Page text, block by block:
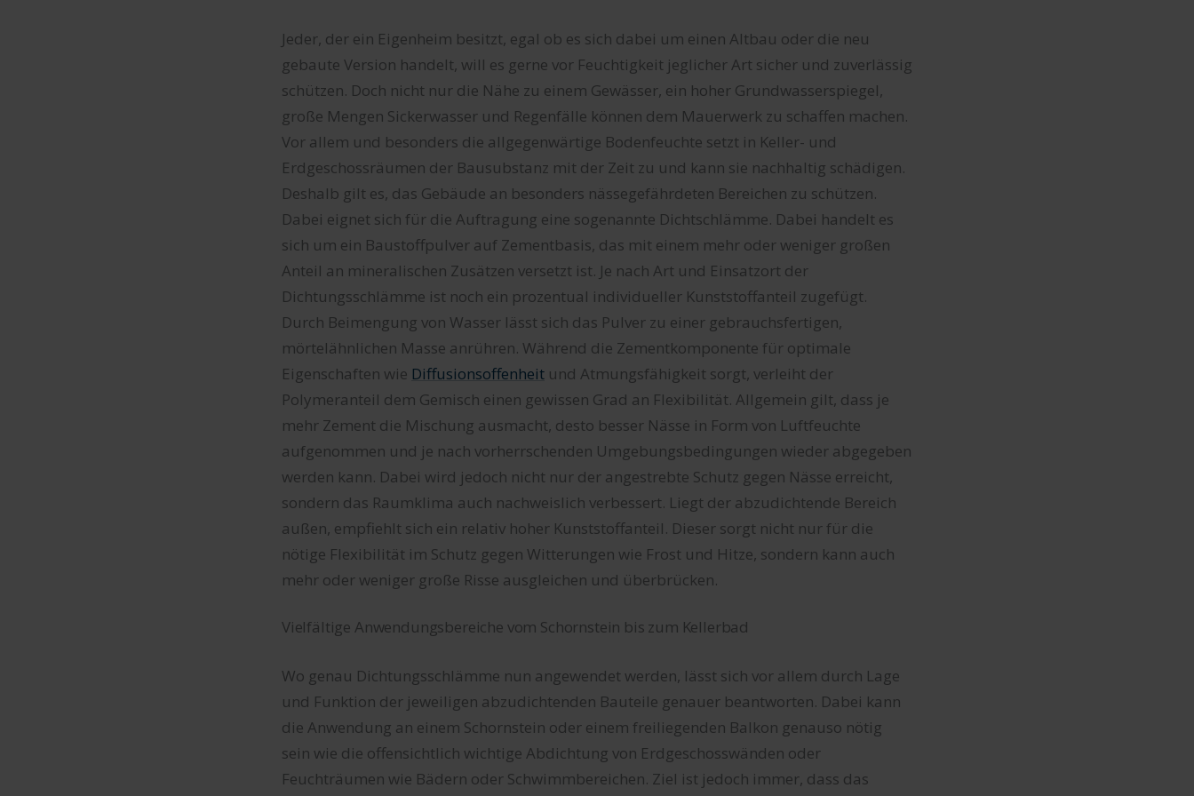
Jeder, der ein Eigenheim besitzt, egal ob es sich dabei um einen Altbau oder die neu
gebaute Version handelt, will es gerne vor Feuchtigkeit jeglicher Art sicher und zuverlässig
schützen. Doch nicht nur die Nähe zu einem Gewässer, ein hoher Grundwasserspiegel,
große Mengen Sickerwasser und Regenfälle können dem Mauerwerk zu schaffen machen.
Vor allem und besonders die allgegenwärtige Bodenfeuchte setzt in Keller- und
Erdgeschossräumen der Bausubstanz mit der Zeit zu und kann sie nachhaltig schädigen.
Deshalb gilt es, das Gebäude an besonders nässegefährdeten Bereichen zu schützen.
Dabei eignet sich für die Auftragung eine sogenannte Dichtschlämme. Dabei handelt es
sich um ein Baustoffpulver auf Zementbasis, das mit einem mehr oder weniger großen
Anteil an mineralischen Zusätzen versetzt ist. Je nach Art und Einsatzort der
Dichtungsschlämme ist noch ein prozentual individueller Kunststoffanteil zugefügt.
Durch Beimengung von Wasser lässt sich das Pulver zu einer gebrauchsfertigen,
mörtelähnlichen Masse anrühren. Während die Zementkomponente für optimale
Eigenschaften wie Diffusionsoffenheit und Atmungsfähigkeit sorgt, verleiht der
Polymeranteil dem Gemisch einen gewissen Grad an Flexibilität. Allgemein gilt, dass je
mehr Zement die Mischung ausmacht, desto besser Nässe in Form von Luftfeuchte
aufgenommen und je nach vorherrschenden Umgebungsbedingungen wieder abgegeben
werden kann. Dabei wird jedoch nicht nur der angestrebte Schutz gegen Nässe erreicht,
sondern das Raumklima auch nachweislich verbessert. Liegt der abzudichtende Bereich
außen, empfiehlt sich ein relativ hoher Kunststoffanteil. Dieser sorgt nicht nur für die
nötige Flexibilität im Schutz gegen Witterungen wie Frost und Hitze, sondern kann auch
mehr oder weniger große Risse ausgleichen und überbrücken.
Vielfältige Anwendungsbereiche vom Schornstein bis zum Kellerbad
Wo genau Dichtungsschlämme nun angewendet werden, lässt sich vor allem durch Lage
und Funktion der jeweiligen abzudichtenden Bauteile genauer beantworten. Dabei kann
die Anwendung an einem Schornstein oder einem freiliegenden Balkon genauso nötig
sein wie die offensichtlich wichtige Abdichtung von Erdgeschosswänden oder
Feuchträumen wie Bädern oder Schwimmbereichen. Ziel ist jedoch immer, dass das